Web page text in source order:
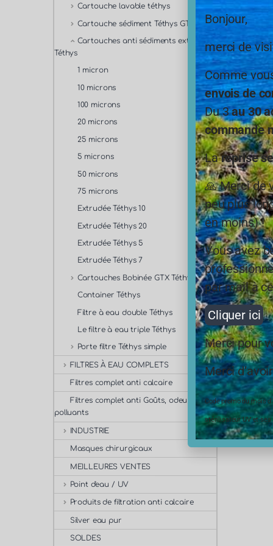
FFO-
– filtre
En
5
Cartouche lavable téthys
Cartouche sédiment Téthys GTX
Cartouches anti sédiments extrudée
Téthys
1 micron
10 microns
100 microns
20 microns
25 microns
5 microns
50 microns
75 microns
Extrudée Téthys 10
Extrudée Téthys 20
Extrudée Téthys 5
Extrudée Téthys 7
Cartouches Bobinée GTX Téthys
Container Téthys
Filtre à eau double Téthys
Le filtre à eau triple Téthys
Porte filtre Téthys simple
FILTRES À EAU COMPLETS
Filtres complet anti calcaire
Filtres complet anti Goûts, odeurs,
polluants
INDUSTRIE
Masques chirurgicaux
MEILLEURES VENTES
Point d'eau / UV
Produits de filtration anti calcaire
Silver eau pur
SOLDES
Bonjour,
merci de
Comme
envois de
Du 3au 30
commande
Lareprise
🙏 Merci de
peu plus
en moins) !
Vous avez
par mail à
Cliquer ici
Merci pour
Merci
Code promo du mois
stérilisateur UV et